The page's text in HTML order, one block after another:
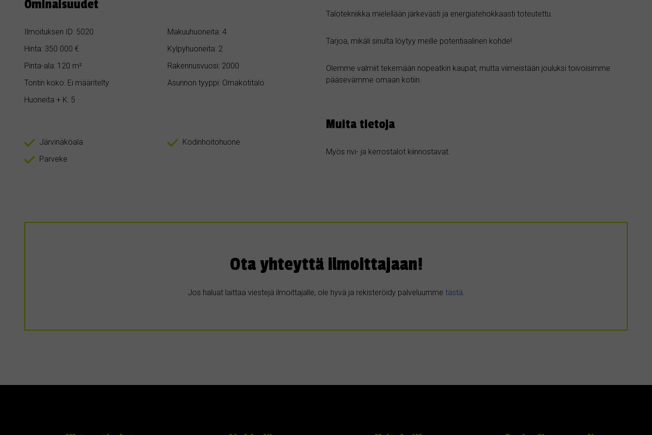
Ominaisuudet
Ilmoituksen ID: 5020
Makuuhuoneita: 4
Hinta: 350 000 €
Kylpyhuoneita: 2
Pinta-ala: 120 m²
Rakennusvuosi: 2000
Tontin koko: Ei määritelty
Asunnon tyyppi: Omakotitalo
Huoneita + K: 5
Järvinäköala
Kodinhoitohuone
Parveke
Talotekniikka mielellään järkevästi ja energiatehokkaasti toteutettu.
Tarjoa, mikäli sinulta löytyy meille potentiaalinen kohde!
Olemme valmiit tekemään nopeatkin kaupat, mutta viimeistään jouluksi toivoisimme
pääsevämme omaan kotiin.
Muita tietoja
Myös rivi- ja kerrostalot kiinnostavat.
Ota yhteyttä ilmoittajaan!
Jos haluat laittaa viestejä ilmoittajalle, ole hyvä ja rekisteröidy palveluumme tästä.